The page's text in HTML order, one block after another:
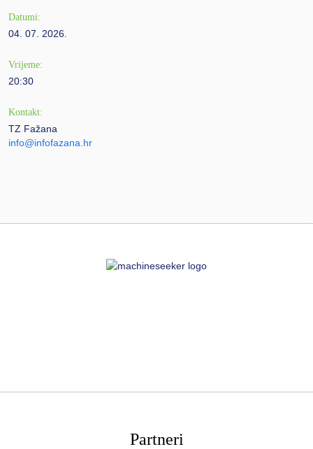
Datumi:
04. 07. 2026.
Vrijeme:
20:30
Kontakt:
TZ Fažana
info@infofazana.hr
Partneri